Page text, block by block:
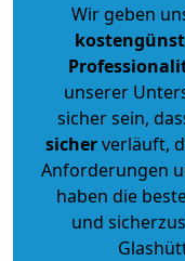
Wir geben
unserer
sicher sein,
sicherverläuft,
Anforderungen
haben die
und